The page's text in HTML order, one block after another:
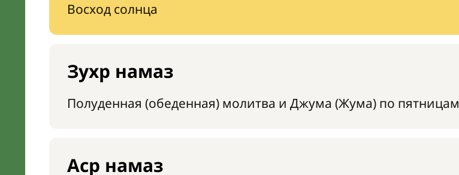
Восход солнца
Зухр намаз
Полуденная (обеденная) молитва и Джума (Жума) по пятницам
Аср намаз